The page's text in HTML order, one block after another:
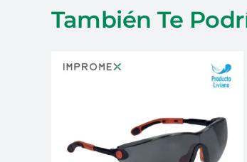
También Te